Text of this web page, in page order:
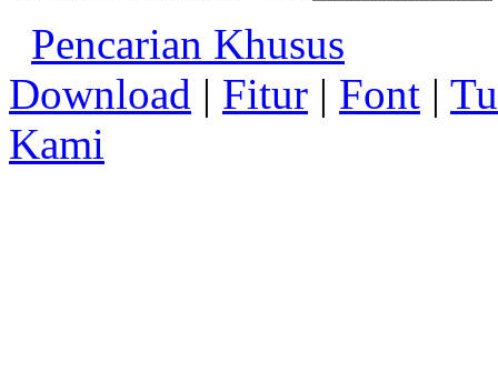
Pencarian Khusus
Download | Fitur | Font |
Kami